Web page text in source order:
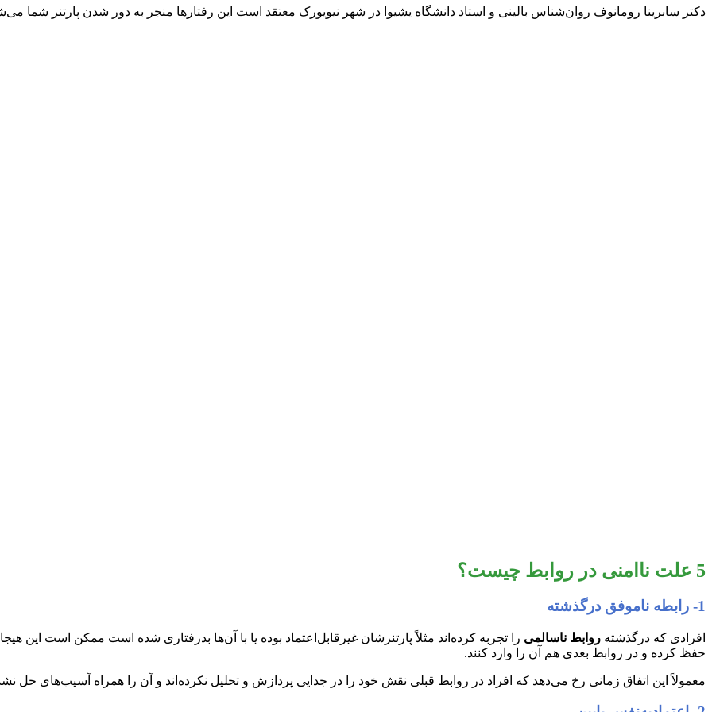
دکتر سابرینا رومانوف روان‌شناس بالینی و استاد دانشگاه یشیوا در شهر نیویورک معتقد است این رفتارها منجر به دور شدن پارتنر شما
5 علت ناامنی در روابط چیست؟
1- رابطه ناموفق درگذشته
افرادی که درگذشته روابط ناسالمی را تجربه کرده‌اند مثلاً پارتنرشان غیرقابل‌اعتماد بوده یا با آن‌ها بدرفتاری شده است ممکن است این
حفظ کرده و در روابط بعدی هم آن را وارد کنند.
معمولاً این اتفاق زمانی رخ می‌دهد که افراد در روابط قبلی نقش خود را در جدایی پردازش و تحلیل نکرده‌اند و آن را همراه آسیب‌های حل